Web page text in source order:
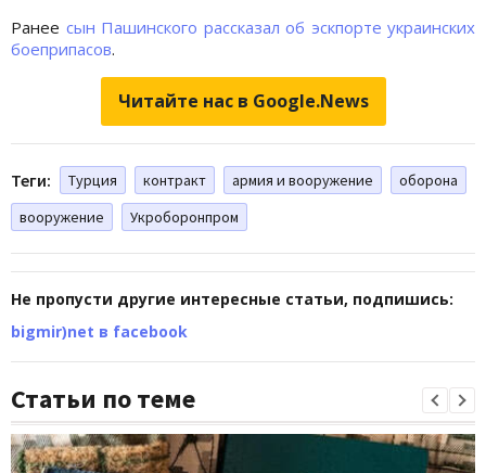
Ранее сын Пашинского рассказал об эскпорте украинских
боеприпасов.
Читайте нас в Google.News
Теги: Турция контракт армия и вооружение
оборона
вооружение
Укроборонпром
Не пропусти другие интересные статьи, подпишись:
bigmir)net в facebook
Статьи по теме